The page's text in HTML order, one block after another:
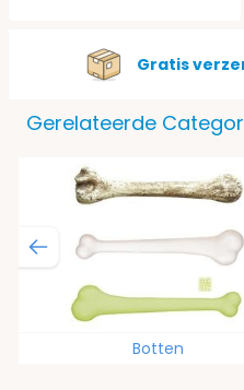
Gratis
Gerelateerde
Botten